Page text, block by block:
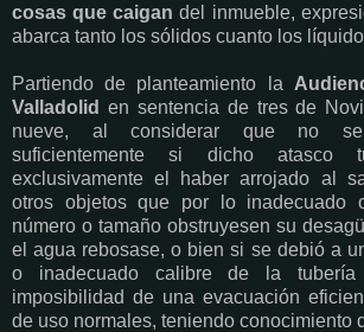
cosas que caigan del inmueble,
abarca tanto los sólidos cuanto los
Partiendo de planteamiento la
Valladolid en sentencia de tres de
nueve, al considerar que no
suficientemente si dicho atasco
exclusivamente el haber arrojado al
otros objetos que por lo inadecuado
número o tamaño obstruyesen su
el agua rebosase, o bien si se debió a
o inadecuado calibre de la
imposibilidad de una evacuación
de uso normales, teniendo conocimiento